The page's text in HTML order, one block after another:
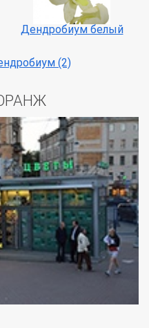
Дендробиум белый
(2)